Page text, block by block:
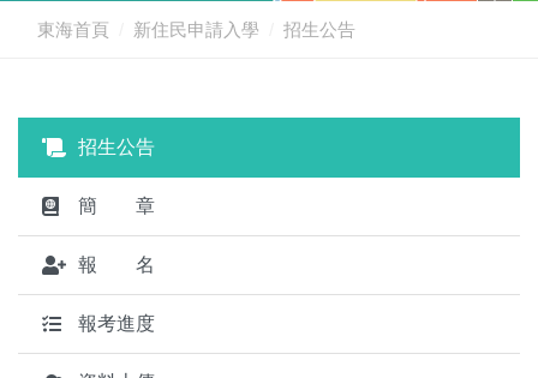
東海首頁 新住民申請入學 招生公告
招生公告
簡 章
報 名
報考進度